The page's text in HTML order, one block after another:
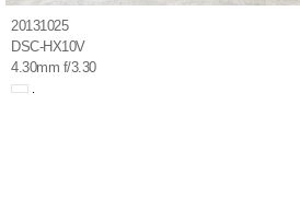
20131025
DSC-HX10V
4.30mm f/3.30